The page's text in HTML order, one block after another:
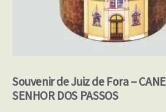
Souvenir de Juiz de Fora –
SENHOR DOS PASSOS